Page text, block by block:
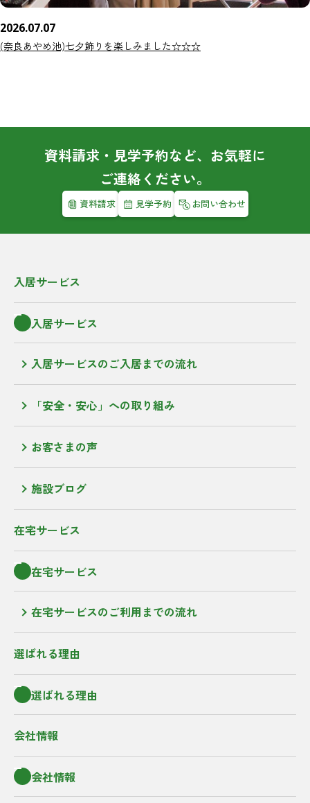
2026.07.07
(奈良あやめ池)七夕飾りを楽しみました☆☆☆
資料請求・見学予約など、お気軽に
ご連絡ください。
資料請求 見学予約 お問い合わせ
入居サービス
入居サービス
入居サービスのご入居までの流れ
「安全・安心」への取り組み
お客さまの声
施設ブログ
在宅サービス
在宅サービス
在宅サービスのご利用までの流れ
選ばれる理由
選ばれる理由
会社情報
会社情報